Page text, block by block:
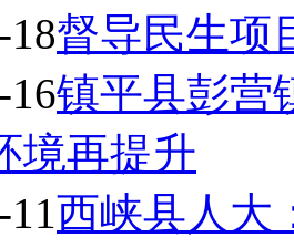
18督导民生项
16镇平县彭营
境再提升
西峡县人大